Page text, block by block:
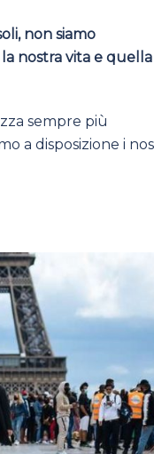
non siamo
nostra vita e quella
sempre più
a disposizione i